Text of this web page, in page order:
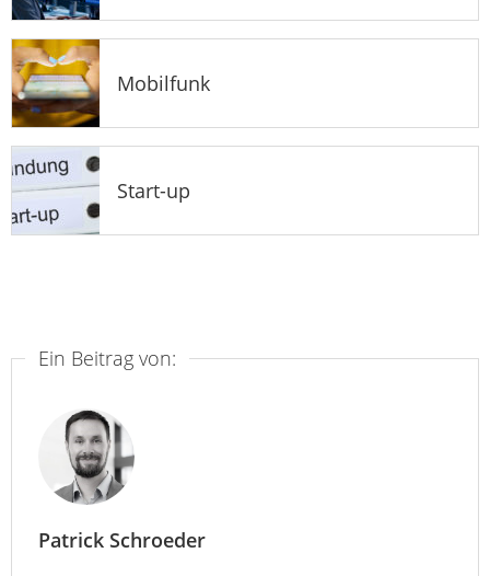
Mobilfunk
Start-up
Ein Beitrag von:
Patrick Schroeder